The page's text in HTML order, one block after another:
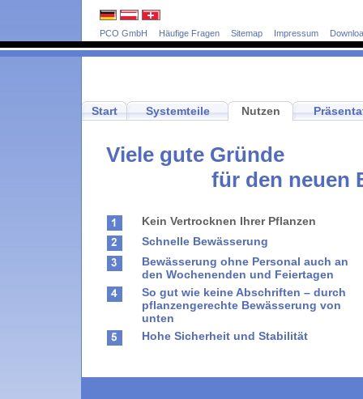
PCO GmbH Häufige Fragen Sitemap Impressum
Start Systemteile Nutzen
Viele gute Gründe
für den neuen
Kein Vertrocknen Ihrer Pflanzen
Schnelle Bewässerung
Bewässerung ohne Personal auch an
den Wochenenden und Feiertagen
So gut wie keine Abschriften – durch
pflanzengerechte Bewässerung von
unten
Hohe Sicherheit und Stabilität